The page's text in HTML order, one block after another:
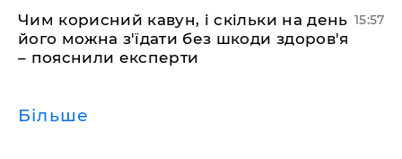
Чим корисний кавун, і скільки на день
його можна з'їдати без шкоди здоров'я
– пояснили експерти
15:57
Більше